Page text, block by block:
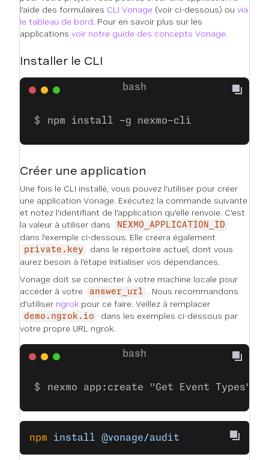
l'aide des formulaires CLI Vonage (voir ci-dessous) ou via
le tableau de bord. Pour en savoir plus sur les
applications voir notre guide des concepts Vonage.
Installer le CLI
npm install -g nexmo-cli
Créer une application
Une fois le CLI installé, vous pouvez l'utiliser pour créer
une application Vonage. Exécutez la commande suivante
et notez l'identifiant de l'application qu'elle renvoie. C'est
la valeur à utiliser dans
NEXMO_APPLICATION_ID
dans l'exemple ci-dessous. Elle créera également
private.key
dans le répertoire actuel, dont vous
aurez besoin à l'étape Initialiser vos dépendances.
Vonage doit se connecter à votre machine locale pour
accéder à votre
answer_url
. Nous recommandons
d'utiliser ngrok pour ce faire. Veillez à remplacer
demo.ngrok.io
dans les exemples ci-dessous par
votre propre URL ngrok.
nexmo app:create "Get Event Types"
npm install @vonage/audit